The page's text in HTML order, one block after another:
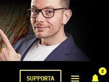
2
SUPPORTA